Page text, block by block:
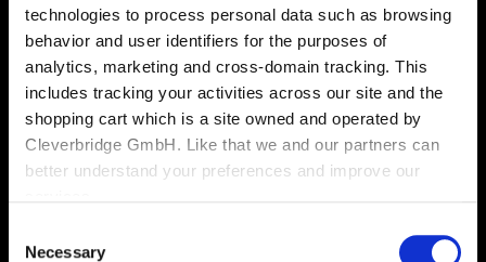
technologies to process personal data such as browsing
behavior and user identifiers for the purposes of
analytics, marketing and cross-domain tracking. This
includes tracking your activities across our site and the
shopping cart which is a site owned and operated by
Cleverbridge GmbH. Like that we and our partners can
better understand your preferences and improve our
Also, the operator of the shopping cart, Cleverbridge
Selection
Necessary